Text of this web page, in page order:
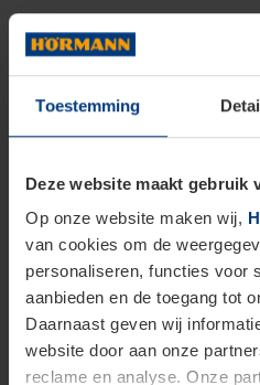
Toestemming
Deze website maakt gebruik
Op onze website maken wij,
van cookies om de
personaliseren, functies voor
aanbieden en de toegang tot
Daarnaast geven wij
website door aan onze
reclame en analyse. Onze